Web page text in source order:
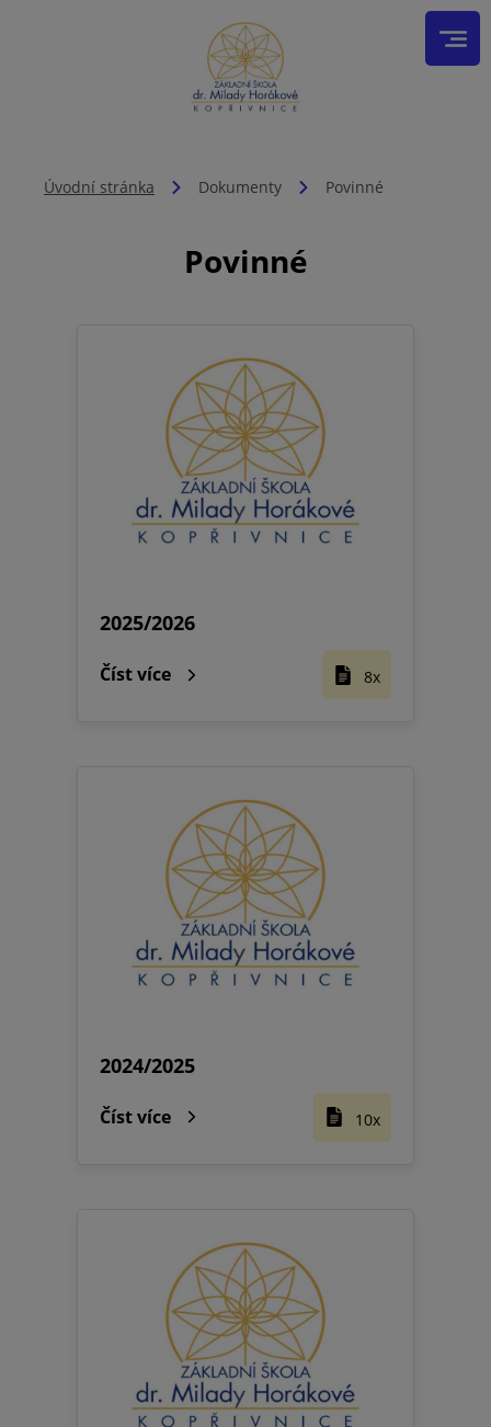
Úvodní stránka Dokumenty Povinné
Povinné
2025/2026
Číst více 8x
2024/2025
Číst více 10x